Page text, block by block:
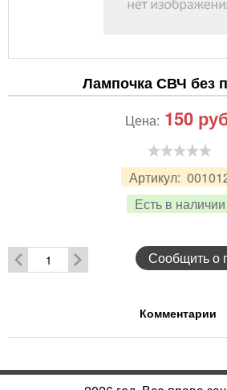
Лампочка СВЧ без
Артикул:
Есть в наличии
Цена: 150
Сообщить о
Комментарии